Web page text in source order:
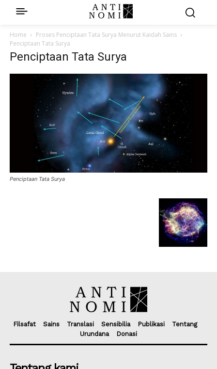
Home
Proses Penciptaan Tata Surya Menurut Kaidah Sains
Penciptaan Tata Surya
Penciptaan Tata Surya
Penciptaan Tata Surya
Filsafat Sains Translasi Sensibilia Publikasi
Tentang
Urundana
Donasi